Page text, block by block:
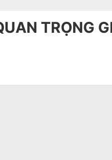
TRỌNG